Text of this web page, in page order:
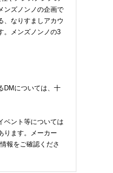
ンズノンノの企画で
、なりすましアカウ
。メンズノンノの3
DMについては、十
ベント等については
ります。メーカー
報をご確認くださ